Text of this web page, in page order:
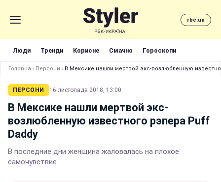
rbc.ua
Люди Тренди Корисне Смачно Гороскопи
Головна › Персони › В Мексике нашли мертвой экс-возлюбленную
ПЕРСОНИ 16 листопада 2018, 13:00
В Мексике нашли мертвой экс-
возлюбленную известного рэпера Puff
Daddy
В последние дни женщина жаловалась на плохое
самочувствие